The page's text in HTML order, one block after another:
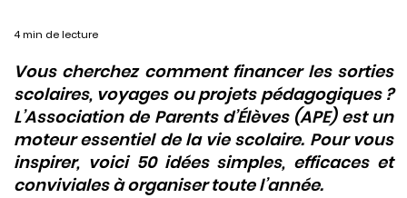
4 min de lecture
Vous cherchez comment financer les sorties
scolaires, voyages ou projets pédagogiques ?
L’Association de Parents d’Élèves (APE) est un
moteur essentiel de la vie scolaire. Pour vous
inspirer, voici 50 idées simples, efficaces et
conviviales à organiser toute l’année.